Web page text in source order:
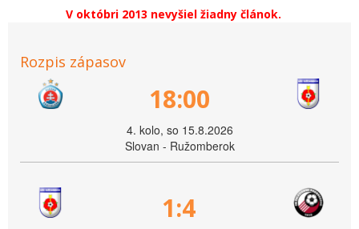
V októbri 2013 nevyšiel žiadny článok.
Rozpis zápasov
18:00
4. kolo, so 15.8.2026
Slovan - Ružomberok
1:4